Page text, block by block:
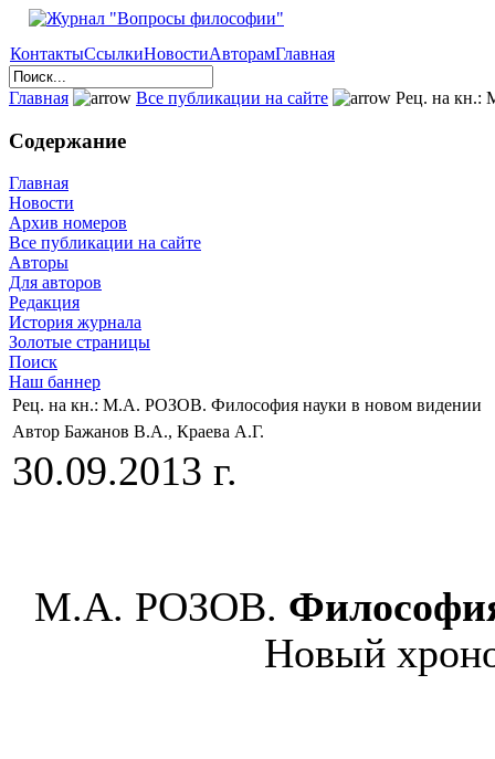
КонтактыСсылкиНовостиАвторамГлавная
Главная Все публикации на сайте Рец. на кн.:
Содержание
Главная
Новости
Архив номеров
Все публикации на сайте
Авторы
Для авторов
Редакция
История журнала
Золотые страницы
Поиск
Наш баннер
Рец. на кн.: М.А. РОЗОВ. Философия науки в новом видении
Автор Бажанов В.А., Краева А.Г.
30.09.2013 г.
М.А. РОЗОВ.
Новый